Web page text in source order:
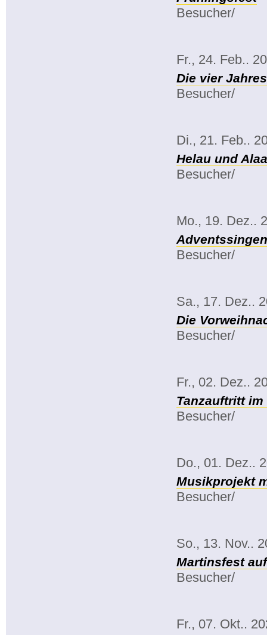
Besucher/
Fr., 24. Feb..
Die vier
Besucher/
Di., 21. Feb..
Helau und
Besucher/
Mo., 19. Dez..
Besucher/
Sa., 17. Dez..
Die
Besucher/
Fr., 02. Dez..
Tanzauftritt
Besucher/
Do., 01. Dez..
Musikprojekt
Besucher/
So., 13. Nov..
Martinsfest
Besucher/
Fr., 07. Okt..